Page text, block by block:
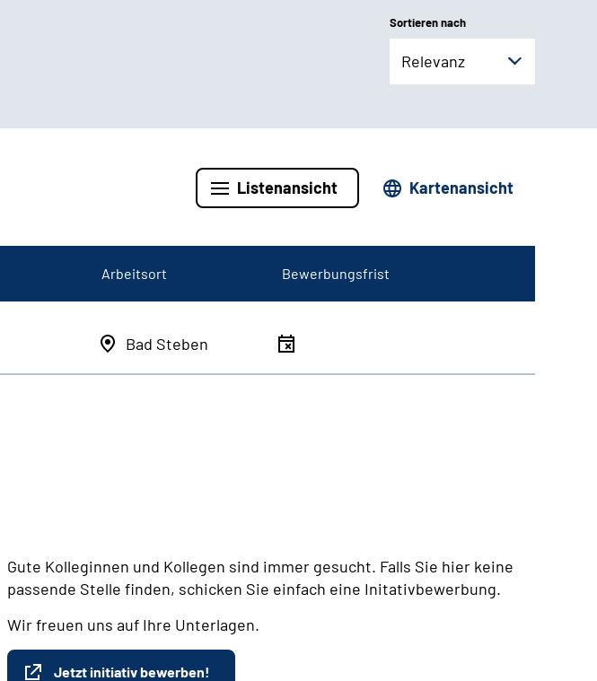
Sortieren nach
Relevanz
Listenansicht Kartenansicht
Arbeitsort Bewerbungsfrist
Bad Steben
Gute Kolleginnen und Kollegen sind immer gesucht. Falls Sie hier keine
passende Stelle finden, schicken Sie einfach eine Initativbewerbung.
Wir freuen uns auf Ihre Unterlagen.
Jetzt initiativ bewerben!